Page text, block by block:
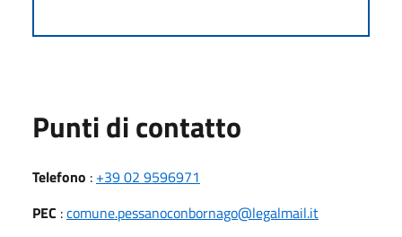
Punti di contatto
Telefono : +39 02 9596971
PEC :comune.pessanoconbornago@legalmail.it